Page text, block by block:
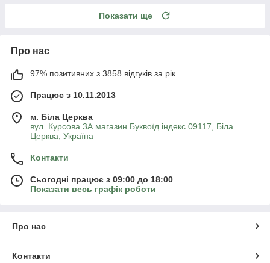
Показати ще
Про нас
97% позитивних з 3858 відгуків за рік
Працює з 10.11.2013
м. Біла Церква
вул. Курсова 3А магазин Буквоїд індекс 09117, Біла
Церква, Україна
Контакти
Сьогодні працює з 09:00 до 18:00
Показати весь графік роботи
Про нас
Контакти